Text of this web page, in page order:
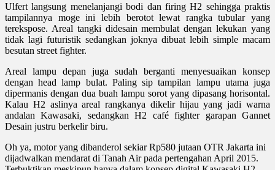
Ulfert langsung menelanjangi bodi dan firing H2 sehingga praktis
tampilannya moge ini lebih berotot lewat rangka tubular yang
terekspose. Areal tangki didesain membulat dengan lekukan yang
tidak lagi futuristik sedangkan joknya dibuat lebih simple macam
besutan street fighter.
Areal lampu depan juga sudah berganti menyesuaikan konsep
dengan head lamp bulat. Paling sip tampilan lampu utama juga
dipermanis dengan dua buah lampu sorot yang dipasang horisontal.
Kalau H2 aslinya areal rangkanya dikelir hijau yang jadi warna
andalan Kawasaki, sedangkan H2 café fighter garapan Gannet
Desain justru berkelir biru.
Oh ya, motor yang dibanderol sekiar Rp580 jutaan OTR Jakarta ini
dijadwalkan mendarat di Tanah Air pada pertengahan April 2015.